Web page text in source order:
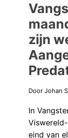
zijn
Door Johan
In
eind van